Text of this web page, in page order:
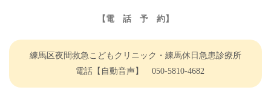
【電 話 予 約】
練馬区夜間救急こどもクリニック・練馬休日急患診療所
電話【自動音声】 050-5810-4682